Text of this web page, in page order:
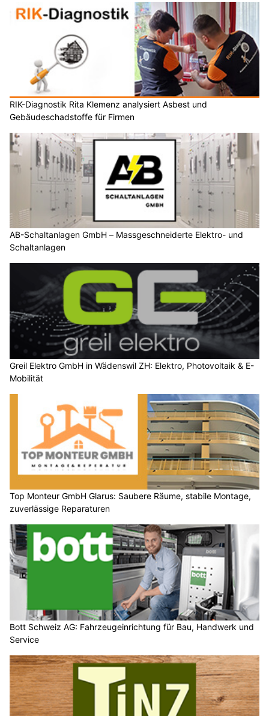
RIK-Diagnostik Rita Klemenz analysiert Asbest und
Gebäudeschadstoffe für Firmen
AB-Schaltanlagen GmbH – Massgeschneiderte Elektro- und
Schaltanlagen
Greil Elektro GmbH in Wädenswil ZH: Elektro, Photovoltaik & E-
Mobilität
Top Monteur GmbH Glarus: Saubere Räume, stabile Montage,
zuverlässige Reparaturen
Bott Schweiz AG: Fahrzeugeinrichtung für Bau, Handwerk und
Service